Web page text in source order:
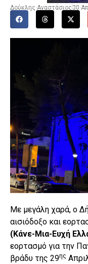
Δούκλης Αναστάσιος 30
Με μεγάλη χαρά, ο
αισιόδοξο και
(Κάνε-Μια-Ευχή
εορτασμό για την
βράδυ της 29ης